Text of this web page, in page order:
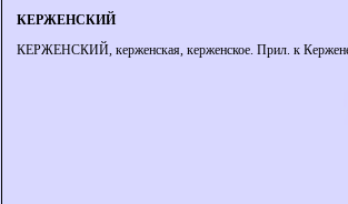
КЕРЖЕНСКИЙ
КЕРЖЕНСКИЙ, керженская, керженское. Прил. к